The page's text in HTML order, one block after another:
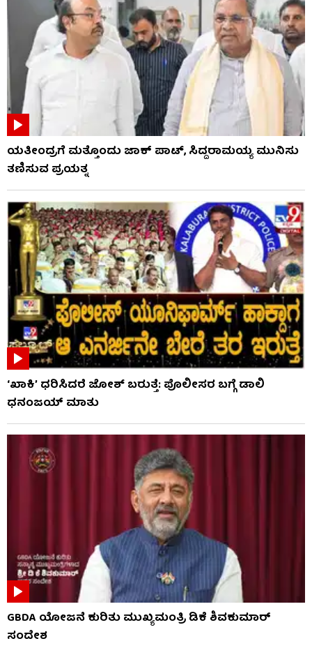
ಯತೀಂದ್ರಗೆ ಮತ್ತೊಂದು ಜಾಕ್​​ ಪಾಟ್, ಸಿದ್ದರಾಮಯ್ಯ ಮುನಿಸು
ತಣಿಸುವ ಪ್ರಯತ್ನ
‘ಖಾಕಿ’ ಧರಿಸಿದರೆ ಜೋಶ್ ಬರುತ್ತೆ: ಪೊಲೀಸರ ಬಗ್ಗೆ ಡಾಲಿ
ಧನಂಜಯ್ ಮಾತು
GBDA ಯೋಜನೆ ಕುರಿತು ಮುಖ್ಯಮಂತ್ರಿ ಡಿಕೆ ಶಿವಕುಮಾರ್
ಸಂದೇಶ